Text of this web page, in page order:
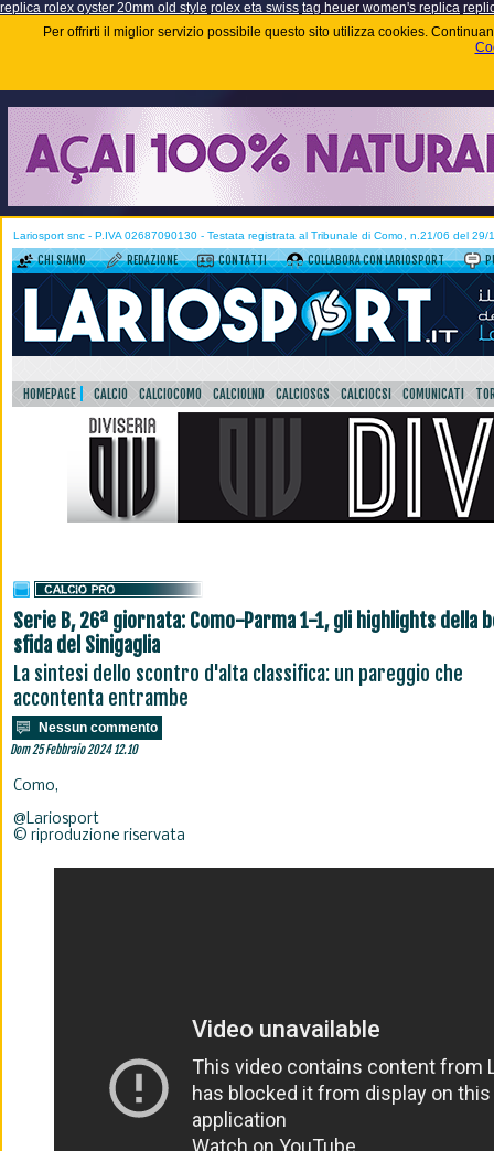
replica rolex oyster 20mm old style rolex eta swiss tag heuer women's replica
Per offrirti il miglior servizio possibile questo sito utilizza cookies.
Lariosport snc - P.IVA 02687090130 - Testata registrata al Tribunale di Como, n.21/06 del 29/
CHI SIAMO REDAZIONE CONTATTI COLLABORA CON LARIOSPORT
HOMEPAGE CALCIO CALCIOCOMO CALCIOLND CALCIOSGS CALCIOCSI COMUNICATI
Serie B, 26ª giornata: Como-Parma 1-1, gli highlights della
sfida del Sinigaglia
La sintesi dello scontro d'alta classifica: un pareggio che
accontenta entrambe
Nessun commento
Dom 25 Febbraio 2024 12.10
Como,
@Lariosport
© riproduzione riservata